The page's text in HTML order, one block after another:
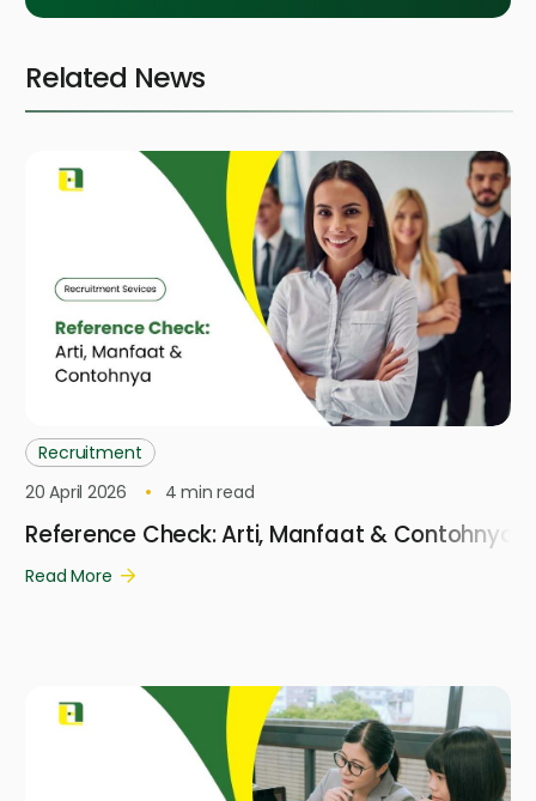
Related News
Recruitment
20 April 2026
4 min read
Reference Check: Arti, Manfaat & Contohnya
Read More